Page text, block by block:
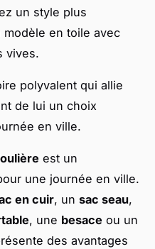
un style plus
en toile avec
vives.
polyvalent qui allie
de lui un choix
en ville.
est un
une journée en ville.
en cuir, un sac seau,
, une besace ou un
des avantages